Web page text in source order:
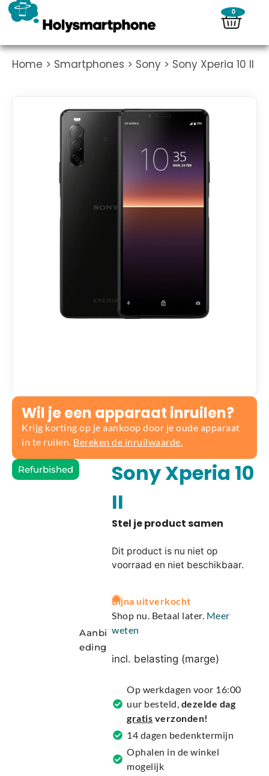
0
Home > Smartphones > Sony > Sony Xperia 10 II
Wil je een apparaat inruilen?
Krijg korting op je aankoop door je oude apparaat
in te ruilen. Bereken de inruilwaarde.
Refurbished
Aanbi
eding
Sony Xperia 10
II
Dit product is nu niet op
voorraad en niet beschikbaar.
A
l
t
r
t
v
e
:
Bijna uitverkocht
Shop nu. Betaal later. Meer
weten
incl. belasting (marge)
Op werkdagen voor 16:00
uur besteld, dezelde dag
gratis verzonden!
14 dagen bedenktermijn
Ophalen in de winkel
mogelijk